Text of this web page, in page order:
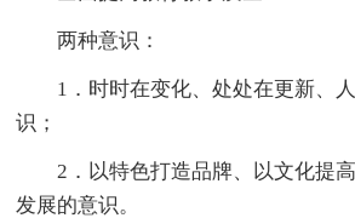
两种意识：
1．时时在变化、处处在更新、
识；
2．以特色打造品牌、以文化提
发展的意识。